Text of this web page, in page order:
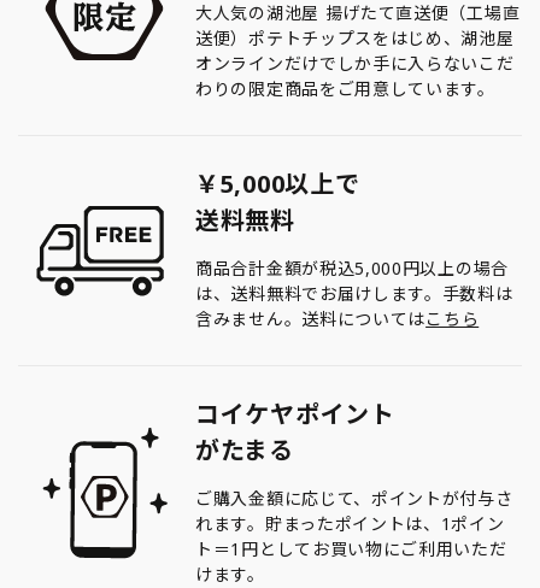
大人気の湖池屋 揚げたて直送便（工場直
送便）ポテトチップスをはじめ、湖池屋
オンラインだけでしか手に入らないこだ
わりの限定商品をご用意しています。
￥5,000以上で
送料無料
商品合計金額が税込5,000円以上の場合
は、送料無料でお届けします。手数料は
含みません。送料についてはこちら
コイケヤポイント
がたまる
ご購入金額に応じて、ポイントが付与さ
れます。貯まったポイントは、1ポイン
ト＝1円としてお買い物にご利用いただ
けます。